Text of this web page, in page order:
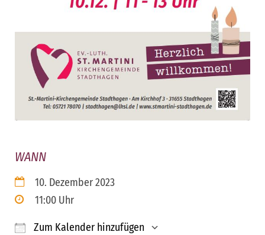
WANN
10. Dezember 2023
11:00 Uhr
Zum Kalender hinzufügen